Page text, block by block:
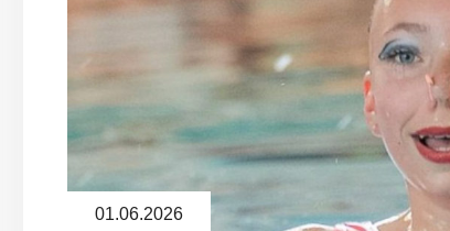
01.06.2026